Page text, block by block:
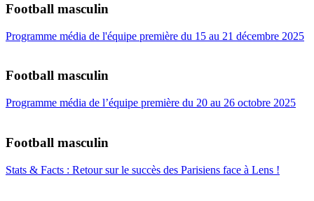
Football masculin
Programme média de l'équipe première du 15 au 21 décembre 2025
Football masculin
Programme média de l’équipe première du 20 au 26 octobre 2025
Football masculin
Stats & Facts : Retour sur le succès des Parisiens face à Lens !